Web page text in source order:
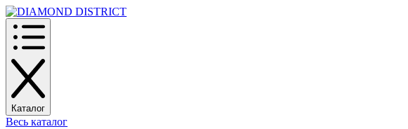
Каталог
Весь каталог